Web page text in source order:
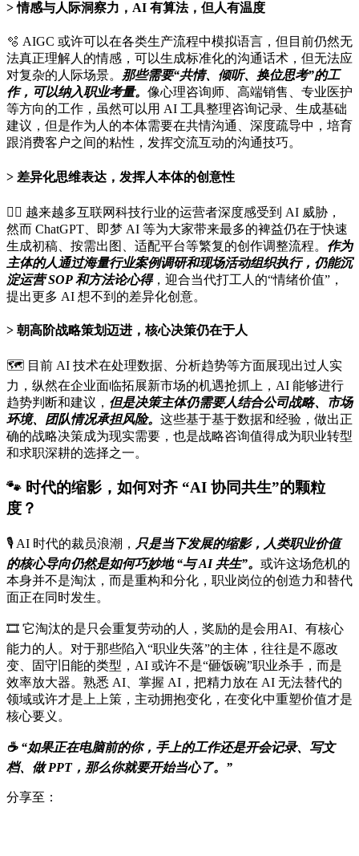
情感与人际洞察力，AI 有算法，但人有温度
🫧 AIGC 或许可以在各类生产流程中模拟语言，但目前仍然无
法真正理解人的情感，可以生成标准化的沟通话术，但无法应
对复杂的人际场景。 那些需要“共情、倾听、换位思考”的工
作，可以纳入职业考量。 像心理咨询师、高端销售、专业医护
等方向的工作，虽然可以用 AI 工具整理咨询记录、生成基础
建议，但是作为人的本体需要在共情沟通、深度疏导中，培育
跟消费客户之间的粘性，发挥交流互动的沟通技巧。
差异化思维表达，发挥人本体的创意性
🏌️‍♂️ 越来越多互联网科技行业的运营者深度感受到 AI 威胁，
然而 ChatGPT、即梦 AI 等为大家带来最多的裨益仍在于快速
生成初稿、按需出图、适配平台等繁复的创作调整流程。 作为
主体的人通过海量行业案例调研和现场活动组织执行，仍能沉
淀运营 SOP 和方法论心得，迎合当代打工人的“情绪价值”，
提出更多 AI 想不到的差异化创意。
朝高阶战略策划迈进，核心决策仍在于人
🗺️ 目前 AI 技术在处理数据、分析趋势等方面展现出过人实
力，纵然在企业面临拓展新市场的机遇抢抓上，AI 能够进行
趋势判断和建议， 但是决策主体仍需要人结合公司战略、市场
环境、团队情况承担风险。 这些基于基于数据和经验，做出正
确的战略决策成为现实需要，也是战略咨询值得成为职业转型
和求职深耕的选择之一。
🐾 时代的缩影， 如何对齐 “AI 协同共生”的颗粒
度？
🎙️ AI 时代的裁员浪潮， 只是当下发展的缩影，人类职业价值
的核心导向仍然是如何巧妙地 “与 AI 共生”。 或许这场危机的
本身并不是淘汰，而是重构和分化，职业岗位的创造力和替代
面正在同时发生。
🎞️ 它淘汰的是只会重复劳动的人，奖励的是会用AI、有核心
能力的人。对于那些陷入“职业失落”的主体，往往是不愿改
变、固守旧能的类型，AI 或许不是“砸饭碗”职业杀手，而是
效率放大器。熟悉 AI、掌握 AI，把精力放在 AI 无法替代的
领域或许才是上上策，主动拥抱变化，在变化中重塑价值才是
核心要义。
☕️ “如果正在电脑前的你，手上的工作还是开会记录、写文
档、做 PPT，那么你就要开始当心了。”
分享至：